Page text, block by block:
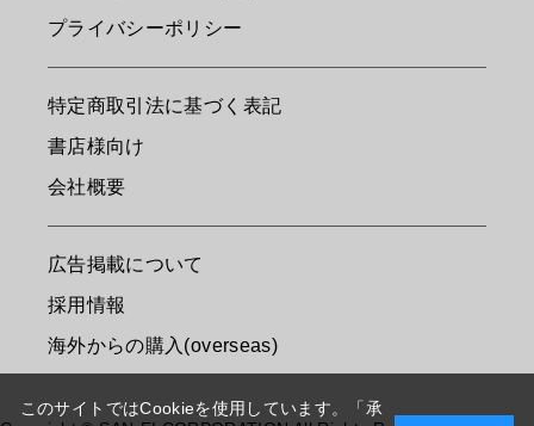
プライバシーポリシー
特定商取引法に基づく表記
書店様向け
会社概要
広告掲載について
採用情報
海外からの購入(overseas)
このサイトではCookieを使用しています。「承